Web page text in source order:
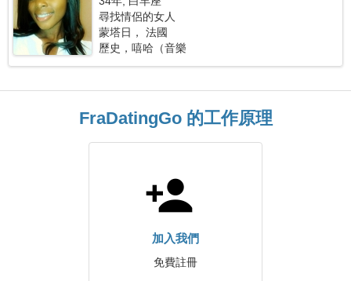
尋找情侶的女人
蒙塔日， 法國
歷史，嘻哈（音樂
FraDatingGo 的工作原理
加入我們
免費註冊